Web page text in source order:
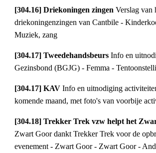
[304.16] Driekoningen zingen Verslag van
driekoningenzingen van Cantbile -
Muziek, zang
[304.17] Tweedehandsbeurs Info en
Gezinsbond (BGJG) - Femma -
[304.17] KAV Info en uitnodiging
komende maand, met foto's van voorbije
[304.18] Trekker Trek vzw helpt het
Zwart Goor dankt Trekker Trek voor de
evenement - Zwart Goor - Zwart Goor -